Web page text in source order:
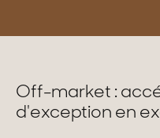
Off-market :
d'exception en